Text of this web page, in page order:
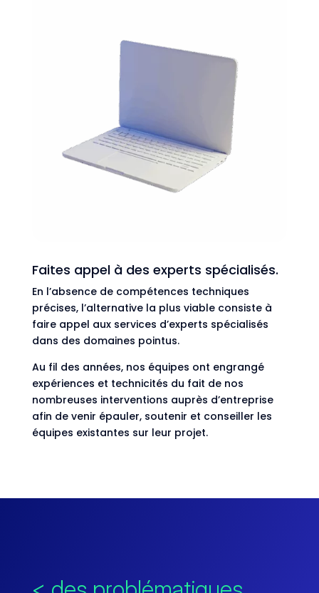
Faites appel à des experts spécialisés.
En l’absence de compétences techniques
précises, l’alternative la plus viable consiste à
faire appel aux services d’experts spécialisés
dans des domaines pointus.
Au fil des années, nos équipes ont engrangé
expériences et technicités du fait de nos
nombreuses interventions auprès d’entreprise
afin de venir épauler, soutenir et conseiller les
équipes existantes sur leur projet.